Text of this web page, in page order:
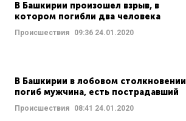
В Башкирии произошел взрыв, в
котором погибли два человека
Происшествия 09:36 24.01.2020
В Башкирии в лобовом столкновении
погиб мужчина, есть пострадавший
Происшествия 08:41 24.01.2020